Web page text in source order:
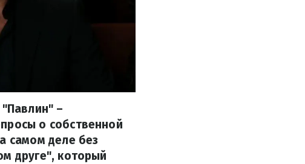
"Павлин" –
о собственной
самом деле без
друге", который